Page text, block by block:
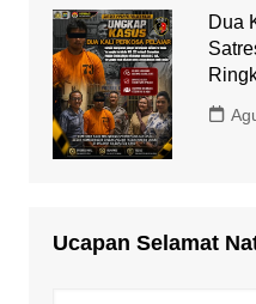
Dua
Ucapan Selamat